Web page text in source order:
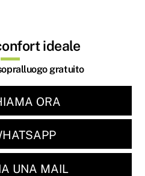
ideale
gratuito
ORA
UNA MAIL